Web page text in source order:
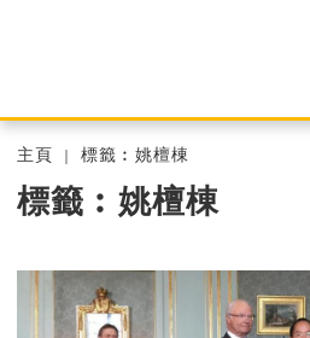
主頁 標籤︰姚檀棟
標籤︰姚檀棟